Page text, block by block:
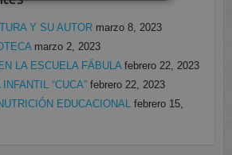
Y SU AUTOR marzo 8, 2023
marzo 2, 2023
LA ESCUELA FÁBULA febrero 22, 2023
“CUCA” febrero 22, 2023
EDUCACIONAL febrero 15,